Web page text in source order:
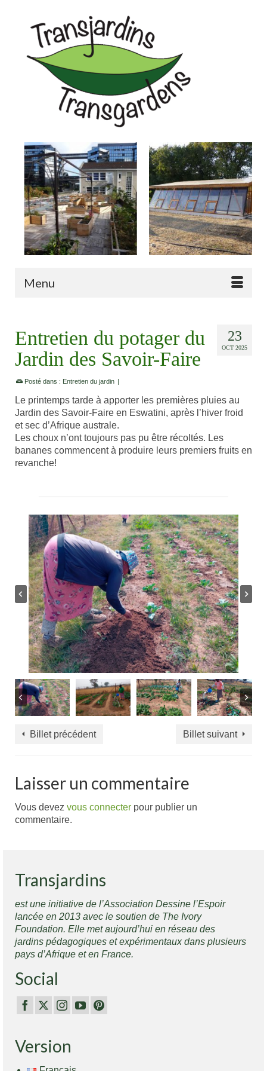
Menu
23
OCT 2025
Entretien du potager du
Jardin des Savoir-Faire
Posté dans : Entretien du jardin |
Le printemps tarde à apporter les premières pluies au
Jardin des Savoir-Faire en Eswatini, après l’hiver froid
et sec d’Afrique australe.
Les choux n’ont toujours pas pu être récoltés. Les
bananes commencent à produire leurs premiers fruits en
revanche!
Billet précédent Billet suivant
Laisser un commentaire
Vous devez vous connecter pour publier un
commentaire.
Transjardins
est une initiative de l’Association Dessine l’Espoir
lancée en 2013 avec le soutien de The Ivory
Foundation. Elle met aujourd’hui en réseau des
jardins pédagogiques et expérimentaux dans plusieurs
pays d’Afrique et en France.
Social
Version